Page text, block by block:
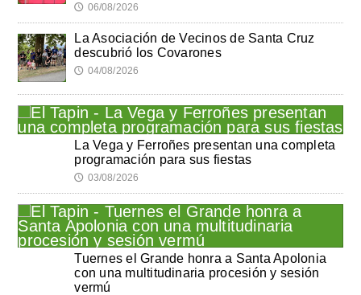
🕔 06/08/2026
La Asociación de Vecinos de Santa Cruz
descubrió los Covarones
🕔 04/08/2026
La Vega y Ferroñes presentan una completa
programación para sus fiestas
🕔 03/08/2026
Tuernes el Grande honra a Santa Apolonia
con una multitudinaria procesión y sesión
vermú